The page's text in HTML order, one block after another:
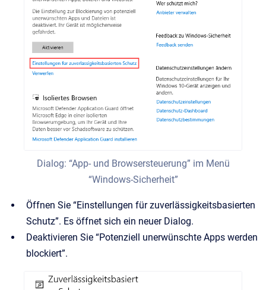
Dialog: “App- und Browsersteuerung” im Menü
“Windows-Sicherheit”
Öffnen Sie “Einstellungen für zuverlässigkeitsbasierten
Schutz”. Es öffnet sich ein neuer Dialog.
Deaktivieren Sie “Potenziell unerwünschte Apps werden
blockiert”.